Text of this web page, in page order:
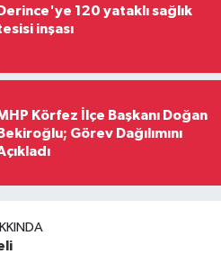
Derince'ye 120 yataklı sağlık
inşası
Körfez İlçe Başkanı Doğan
Görev Dağılımını